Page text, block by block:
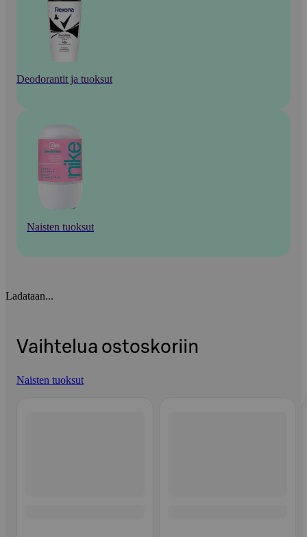
Deodorantit ja tuoksut
Naisten tuoksut
Ladataan...
Vaihtelua ostoskoriin
Naisten tuoksut